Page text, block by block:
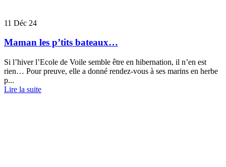
11 Déc 24
Maman les p’tits bateaux…
Si l’hiver l’Ecole de Voile semble être en hibernation, il n’en est
rien… Pour preuve, elle a donné rendez-vous à ses marins en herbe
p...
Lire la suite